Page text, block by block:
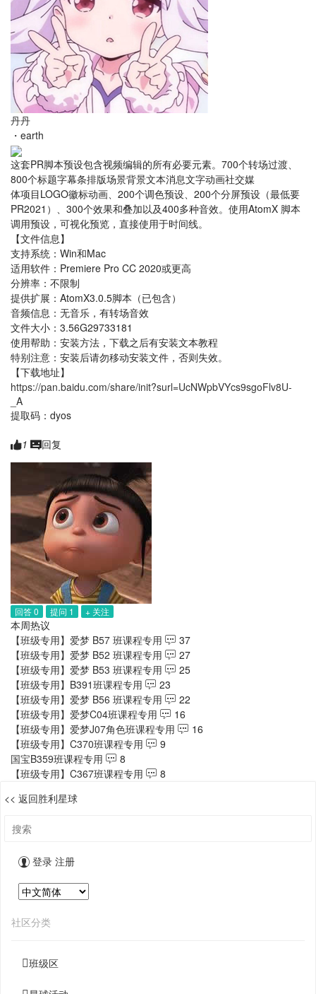
丹丹
・ earth
这套PR脚本预设包含视频编辑的所有必要元素。700个转场过渡、
800个标题字幕条排版场景背景文本消息文字动画社交媒
体项目LOGO徽标动画、200个调色预设、200个分屏预设（最低要
PR2021）、300个效果和叠加以及400多种音效。使用AtomX 脚本
调用预设，可视化预览，直接使用于时间线。
【文件信息】
支持系统：Win和Mac
适用软件：Premiere Pro CC 2020或更高
分辨率：不限制
提供扩展：AtomX3.0.5脚本（已包含）
音频信息：无音乐，有转场音效
文件大小：3.56G29733181
使用帮助：安装方法，下载之后有安装文本教程
特别注意：安装后请勿移动安装文件，否则失效。
【下载地址】
https://pan.baidu.com/share/init?surl=UcNWpbVYcs9sgoFlv8U-
_A
提取码：dyos
1 回复
回答 0 提问 1 + 关注
本周热议
【班级专用】爱梦 B57 班课程专用
37
【班级专用】爱梦 B52 班课程专用
27
【班级专用】爱梦 B53 班课程专用
25
【班级专用】B391班课程专用
23
【班级专用】爱梦 B56 班课程专用
22
【班级专用】爱梦C04班课程专用
16
【班级专用】爱梦J07角色班课程专用
16
【班级专用】C370班课程专用
9
国宝B359班课程专用
8
【班级专用】C367班课程专用
8
<< 返回胜利星球
登录 注册
社区分类
班级区